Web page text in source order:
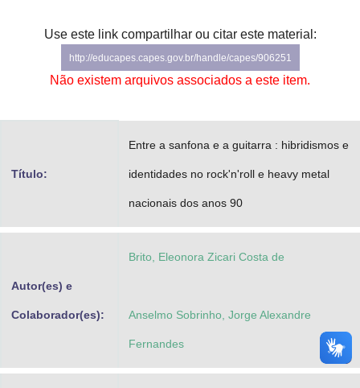
Gabinete de Segurança Institucional
Use este link compartilhar ou citar este material:
http://educapes.capes.gov.br/handle/capes/906251
Não existem arquivos associados a este item.
Título:
Entre a sanfona e a guitarra : hibridismos e
identidades no rock'n'roll e heavy metal
nacionais dos anos 90
Autor(es) e
Colaborador(es):
Brito, Eleonora Zicari Costa de
Anselmo Sobrinho, Jorge Alexandre
Fernandes